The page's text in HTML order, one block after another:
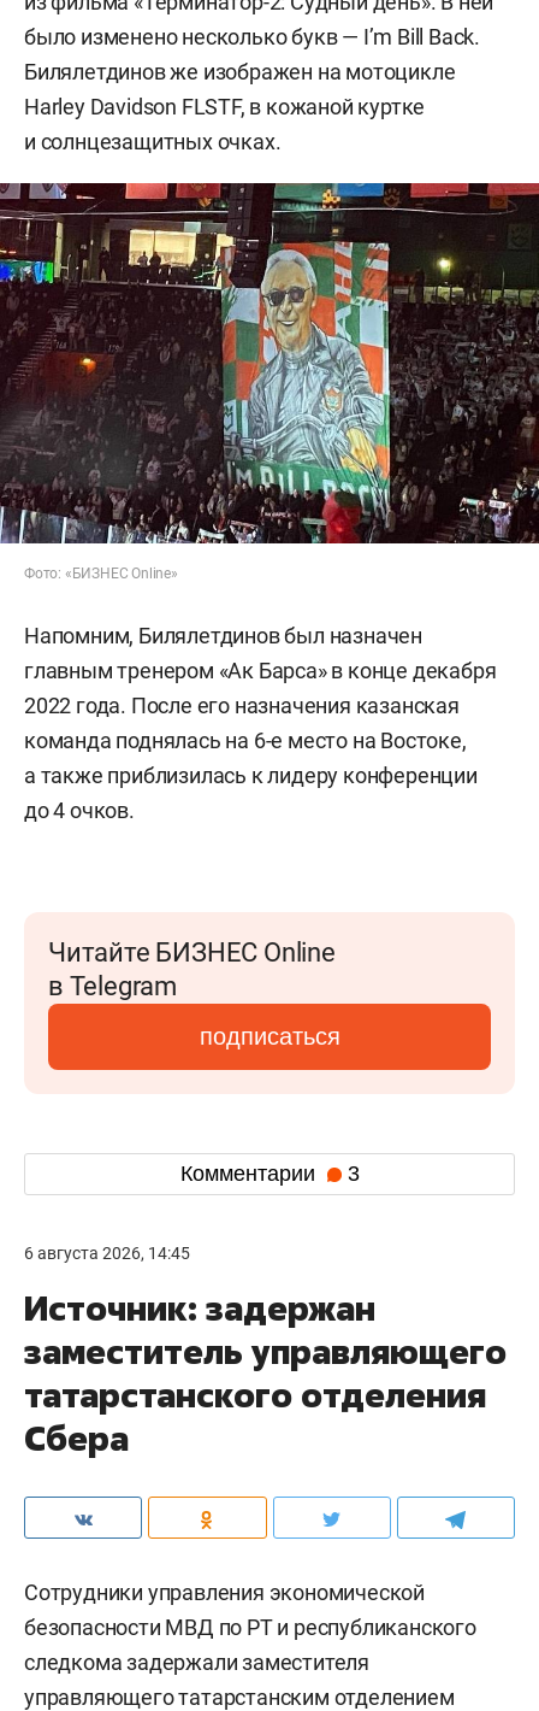
было изменено несколько букв — I’m Bill Back.
Билялетдинов же изображен на мотоцикле
Harley Davidson FLSTF, в кожаной куртке
и солнцезащитных очках.
Фото: «БИЗНЕС Online»
Напомним, Билялетдинов был назначен
главным тренером «Ак Барса» в конце декабря
2022 года. После его назначения казанская
команда поднялась на 6-е место на Востоке,
а также приблизилась к лидеру конференции
до 4 очков.
Читайте БИЗНЕС Online
в Telegram
подписаться
Комментарии 3
6 августа 2026, 14:45
Источник: задержан
заместитель управляющего
татарстанского отделения
Сбера
Сотрудники управления экономической
безопасности МВД по РТ и республиканского
следкома задержали заместителя
управляющего татарстанским отделением